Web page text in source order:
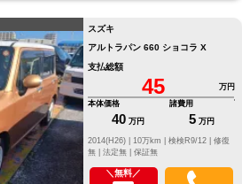
スズキ
アルトラパン 660 ショコラ X
支払総額
45
万円
本体価格
40 万円
諸費用
5 万円
修復
無 | 法定無 | 保証無
＼無料／